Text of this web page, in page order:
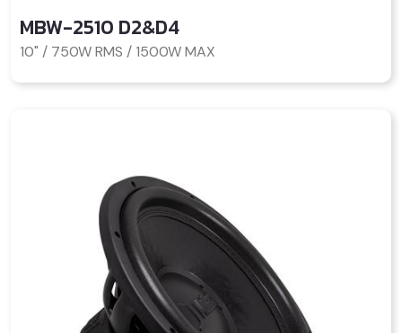
MBW-2510 D2&D4
10" / 750W RMS / 1500W MAX